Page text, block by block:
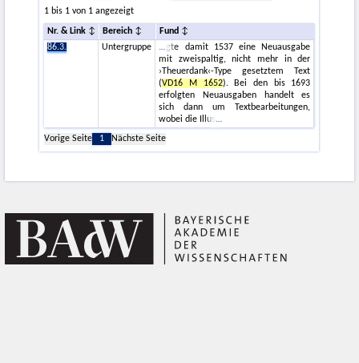
1 bis 1 von 1 angezeigt
Nr. & Link Bereich
Fund
86.3.
Untergruppe
gte damit 1537 eine Neuausgabe
mit zweispaltig, nicht mehr in der
›Theuerdank‹-Type gesetztem Text
(VD16 M 1652). Bei den bis 1693
erfolgten Neuausgaben handelt es
sich dann um Textbearbeitungen,
wobei die Illus
Vorige Seite
1 Nächste Seite